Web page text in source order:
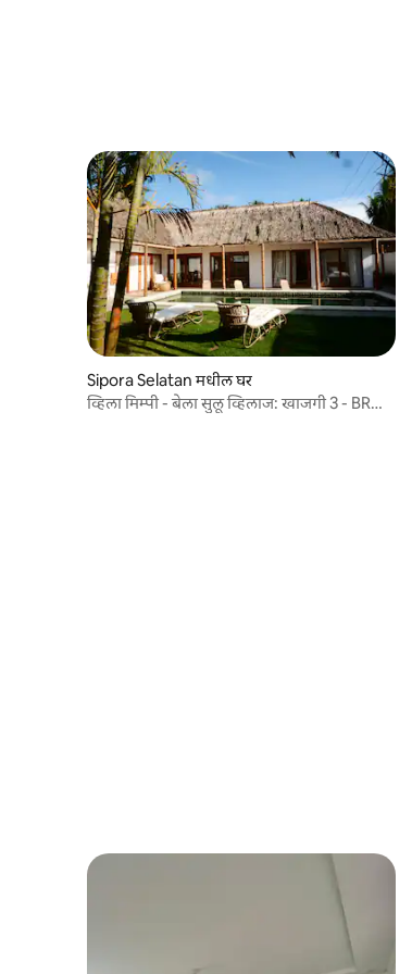
Sipora Selatan मधील घर
व्हिला मिम्पी - बेला सुलू व्हिलाज: खाजगी 3 - BR